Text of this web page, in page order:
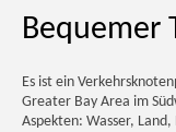
Bequemer
Es ist ein
Greater Bay Area im
Aspekten: Wasser, Land,